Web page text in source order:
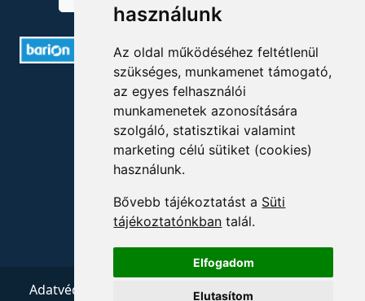
használunk
Az oldal működéséhez feltétlenül
szükséges, munkamenet támogató,
az egyes felhasználói
munkamenetek azonosítására
szolgáló, statisztikai valamint
marketing célú sütiket (cookies)
használunk.
Bővebb tájékoztatást a Süti
tájékoztatónkban talál.
Elfogadom
Elutasítom
ELÉRHETŐSÉGEK
+36 1 880 7600
info@mprx.hu
Adatvédelem Impresszum